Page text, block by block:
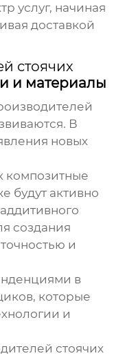
услуг, начиная
доставкой
стоячих
и материалы
В
новых
композитные
будут активно
создания
и
в
которые
и
стоячих